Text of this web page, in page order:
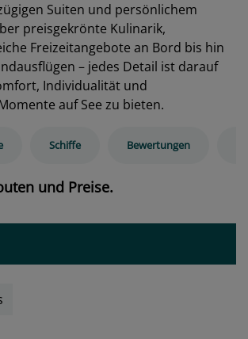
Suiten und persönlichem
preisgekrönte Kulinarik,
Freizeitangebote an Bord bis hin
– jedes Detail ist darauf
Individualität und
auf See zu bieten.
Schiffe Bewertungen
und Preise.